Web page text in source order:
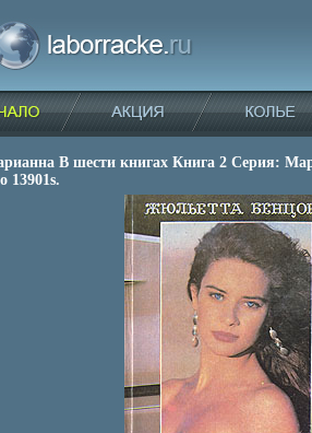
В шести книгах Книга 2 Серия:
13901s.